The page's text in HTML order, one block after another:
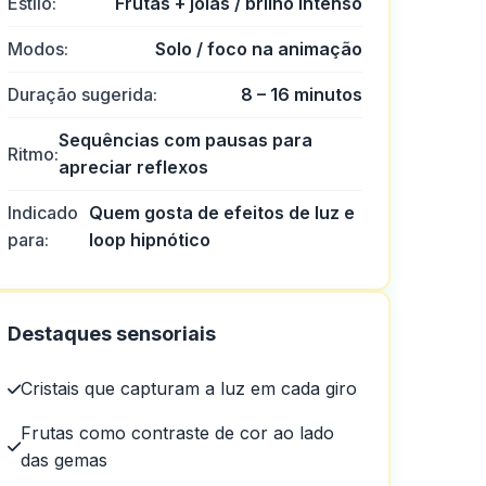
Modos: Solo / foco na animação
Duração sugerida: 8 – 16 minutos
Ritmo:
Sequências com pausas para
apreciar reflexos
Indicado
para:
Quem gosta de efeitos de luz e
loop hipnótico
Destaques sensoriais
Cristais que capturam a luz em cada giro
Frutas como contraste de cor ao lado
das gemas